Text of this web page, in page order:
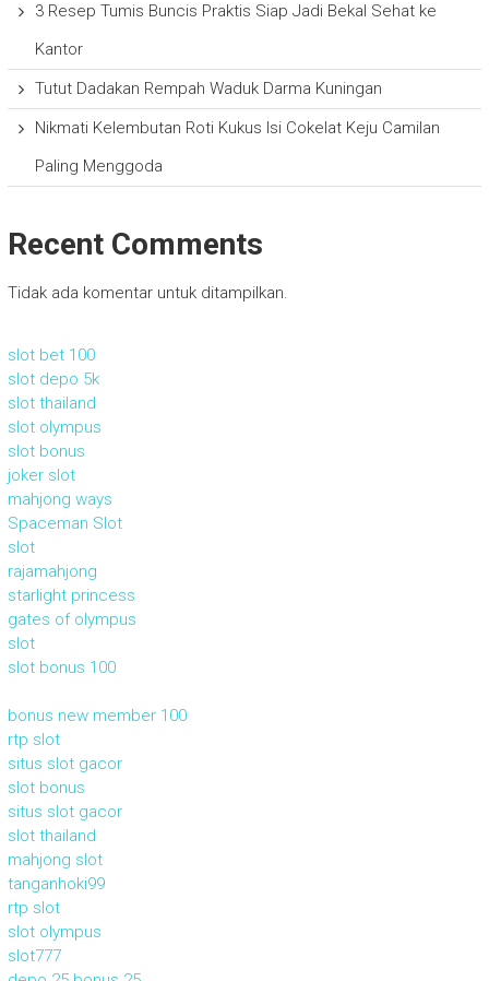
3 Resep Tumis Buncis Praktis Siap Jadi Bekal Sehat ke
Kantor
Tutut Dadakan Rempah Waduk Darma Kuningan
Nikmati Kelembutan Roti Kukus Isi Cokelat Keju Camilan
Paling Menggoda
Recent Comments
Tidak ada komentar untuk ditampilkan.
slot bet 100
slot depo 5k
slot thailand
slot olympus
slot bonus
joker slot
mahjong ways
Spaceman Slot
slot
rajamahjong
starlight princess
gates of olympus
slot
slot bonus 100
bonus new member 100
rtp slot
situs slot gacor
slot bonus
situs slot gacor
slot thailand
mahjong slot
tanganhoki99
rtp slot
slot olympus
slot777